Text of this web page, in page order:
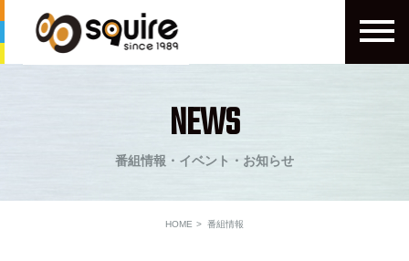
NEWS
番組情報・イベント・お知らせ
HOME 番組情報